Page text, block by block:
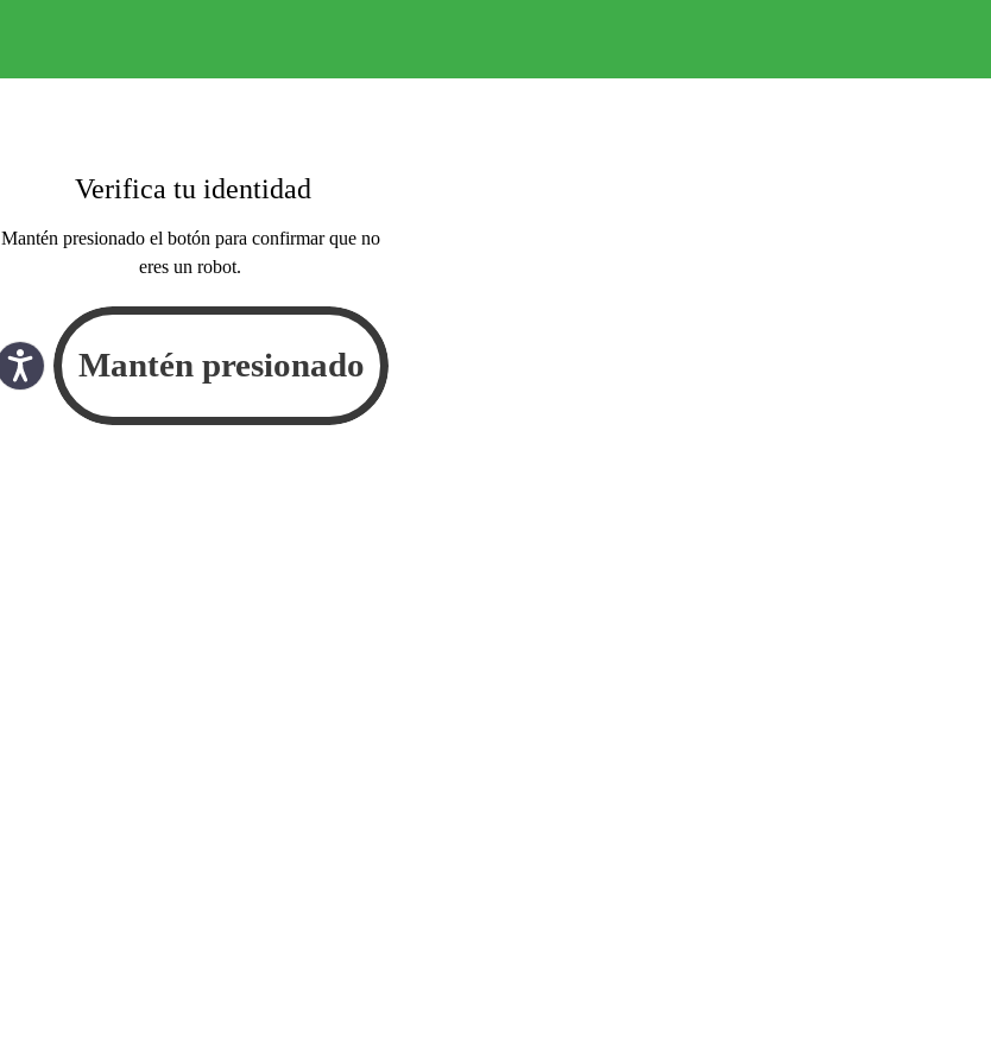
Verifica tu identidad
Mantén presionado el botón para confirmar que no
eres un robot.